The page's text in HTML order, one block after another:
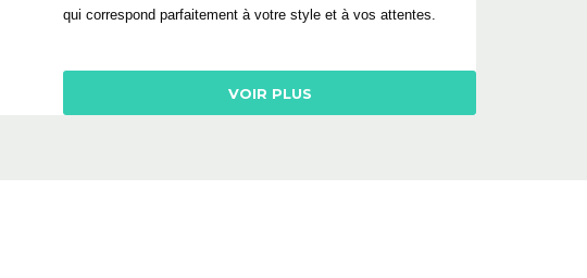
qui correspond parfaitement à votre style et à vos attentes.
VOIR PLUS